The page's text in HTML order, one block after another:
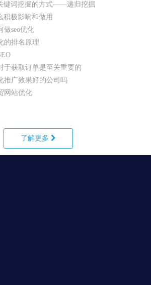
键词挖掘的方式——递归挖掘
积极影响和做用
做seo优化
的排名原理
于获取订单是至关重要的
推广效果好的公司吗
网站优化
了解更多